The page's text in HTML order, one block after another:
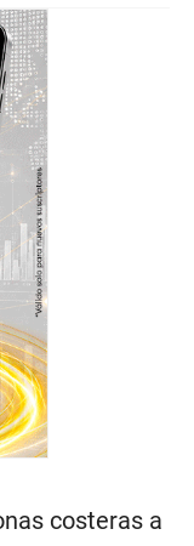
costeras a